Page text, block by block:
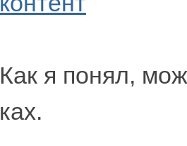
Как я понял,
ках.